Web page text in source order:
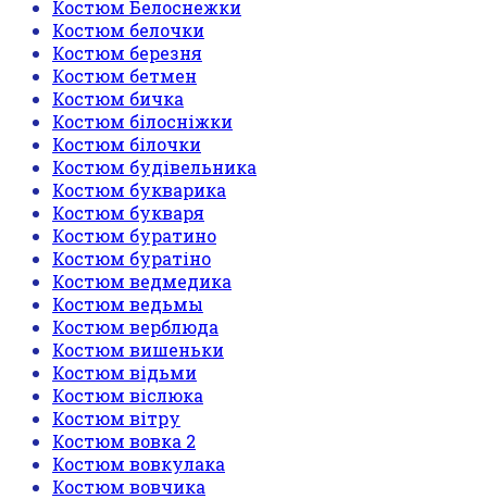
Костюм Белоснежки
Костюм белочки
Костюм березня
Костюм бетмен
Костюм бичка
Костюм білосніжки
Костюм білочки
Костюм будівельника
Костюм букварика
Костюм букваря
Костюм буратино
Костюм буратіно
Костюм ведмедика
Костюм ведьмы
Костюм верблюда
Костюм вишеньки
Костюм відьми
Костюм віслюка
Костюм вітру
Костюм вовка 2
Костюм вовкулака
Костюм вовчика